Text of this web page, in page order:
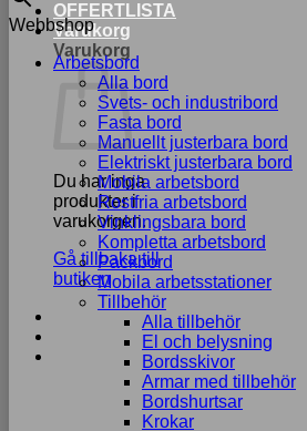
OFFERTLISTA
Varukorg
Varukorg
Du har inga
produkter i
varukorgen.
Gå tillbaka till
butiken
Webbshop
Arbetsbord
Alla bord
Svets- och industribord
Fasta bord
Manuellt justerbara bord
Elektriskt justerbara bord
Mobila arbetsbord
Rostfria arbetsbord
Vinklingsbara bord
Kompletta arbetsbord
Packbord
Mobila arbetsstationer
Tillbehör
Alla tillbehör
El och belysning
Bordsskivor
Armar med tillbehör
Bordshurtsar
Krokar